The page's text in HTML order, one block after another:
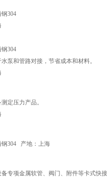
304
304
泵和管路对接，节省成本和材料。
定压力产品。
304 产地： 上海
专项金属软管、阀门、附件等卡式快